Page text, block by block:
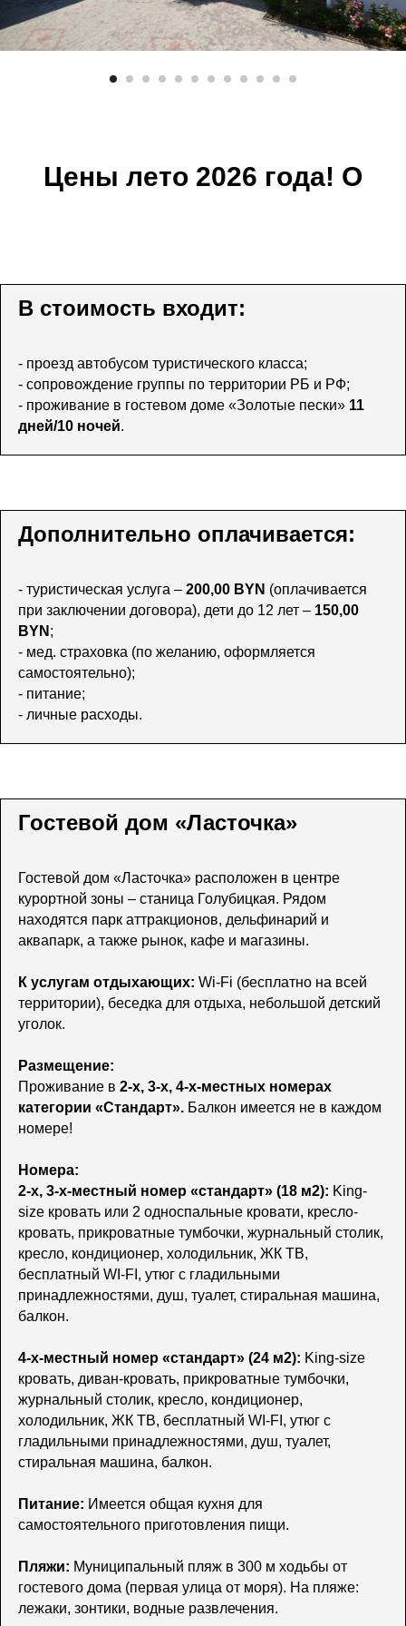
Цены лето 2026 года! О
В стоимость входит:
- проезд автобусом туристического класса;
- сопровождение группы по территории РБ и РФ;
- проживание в гостевом доме «Золотые пески» 11
дней/10 ночей.
Дополнительно оплачивается:
- туристическая услуга – 200,00 BYN (оплачивается
при заключении договора), дети до 12 лет – 150,00
BYN ;
- мед. страховка (по желанию, оформляется
самостоятельно);
- питание;
- личные расходы.
Гостевой дом «Ласточка»
Гостевой дом «Ласточка» расположен в центре
курортной зоны – станица Голубицкая. Рядом
находятся парк аттракционов, дельфинарий и
аквапарк, а также рынок, кафе и магазины.
К услугам отдыхающих: Wi-Fi (бесплатно на всей
территории), беседка для отдыха, небольшой детский
уголок.
Размещение:
Проживание в 2-х, 3-х, 4-х-местных номерах
категории «Стандарт». Балкон имеется не в каждом
номере!
Номера:
2-х, 3-х-местный номер «стандарт» (18 м2): King-
size кровать или 2 односпальные кровати, кресло-
кровать, прикроватные тумбочки, журнальный столик,
кресло, кондиционер, холодильник, ЖК ТВ,
бесплатный WI-FI, утюг с гладильными
принадлежностями, душ, туалет, стиральная машина,
балкон.
4-х-местный номер «стандарт» (24 м2): King-size
кровать, диван-кровать, прикроватные тумбочки,
журнальный столик, кресло, кондиционер,
холодильник, ЖК ТВ, бесплатный WI-FI, утюг с
гладильными принадлежностями, душ, туалет,
стиральная машина, балкон.
Питание: Имеется общая кухня для
самостоятельного приготовления пищи.
Пляжи: Муниципальный пляж в 300 м ходьбы от
гостевого дома (первая улица от моря). На пляже:
лежаки, зонтики, водные развлечения.